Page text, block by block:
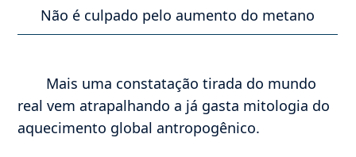
Não é culpado pelo aumento do metano
Mais uma constatação tirada do mundo
real vem atrapalhando a já gasta mitologia do
aquecimento global antropogênico.